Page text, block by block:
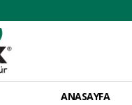
ANASAYFA